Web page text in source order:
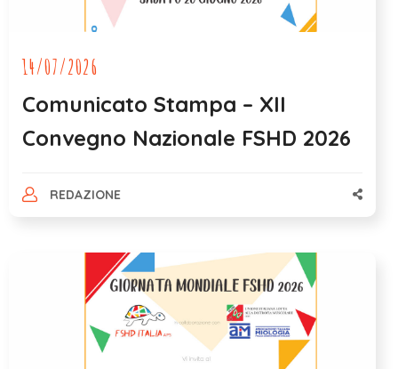
14/07/2026
Comunicato Stampa – XII
Convegno Nazionale FSHD 2026
REDAZIONE